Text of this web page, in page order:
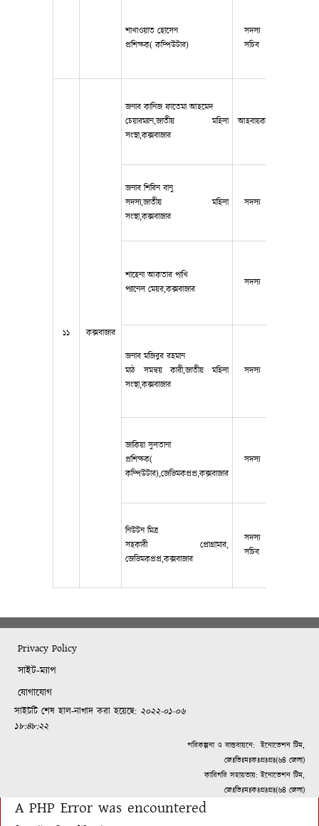
শাখাওয়াত হোসেন
প্রশিক্ষক( কম্পিউটার)
সদস্য
সচিব
১১ কক্সবাজার
জনাব কানিজ ফাতেমা আহমেদ
চেয়ারম্যান,জাতীয় মহিলা
সংস্থা,কক্সবাজার
আহবায়ক
জনাব শিরিন বানু
সদস্য,জাতীয় মহিলা
সংস্থা,কক্সবাজার
সদস্য
শাহেনা আকতার পাখি
প্যানেল মেয়র,কক্সবাজার
সদস্য
জনাব মজিবুর রহমান
মাঠ সমন্বয় কারী,জাতীয় মহিলা
সংস্থা,কক্সবাজার
সদস্য
জাকিয়া সুলতানা
প্রশিক্ষক(
কম্পিউটার),জেভিমকপ্রপ্র,কক্সবাজার
সদস্য
নিউটন মিত্র
সহকারী প্রোগ্রামার,
জেভিমকপ্রপ্র,কক্সবাজার
সদস্য
সচিব
Privacy Policy
সাইট-ম্যাপ
যোগাযোগ
সাইটটি শেষ হাল-নাগাদ করা হয়েছে: ২০২২-০১-০৬
১৮:৪৮:২২
পরিকল্পনা ও বাস্তবায়নে:ইনোভেশন টিম,
জেঃভিঃমঃকঃপ্রঃপ্রঃ(৬৪ জেলা)
কারিগরি সহায়তায়: ইনোভেশন টিম,
জেঃভিঃমঃকঃপ্রঃপ্রঃ(৬৪ জেলা)
A PHP Error was encountered